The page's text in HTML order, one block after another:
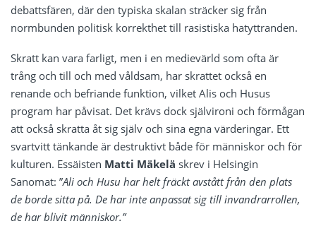
debattsfären, där den typiska skalan sträcker sig från
normbunden politisk korrekthet till rasistiska hatyttranden.
Skratt kan vara farligt, men i en medievärld som ofta är
trång och till och med våldsam, har skrattet också en
renande och befriande funktion, vilket Alis och Husus
program har påvisat. Det krävs dock självironi och förmågan
att också skratta åt sig själv och sina egna värderingar. Ett
svartvitt tänkande är destruktivt både för människor och för
kulturen. Essäisten Matti Mäkelä skrev i Helsingin
Sanomat: ”Ali och Husu har helt fräckt avstått från den plats
de borde sitta på. De har inte anpassat sig till invandrarrollen,
de har blivit människor.”